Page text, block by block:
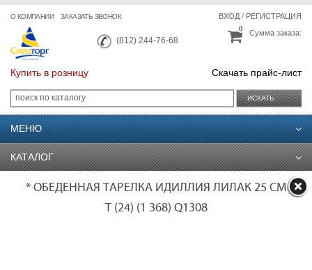
О КОМПАНИИ ЗАКАЗАТЬ ЗВОНОК
(812) 244-76-68
ВХОД/ РЕГИСТРАЦИЯ
Сумма заказа:
0
Купить в розницу Скачать прайс-лист
ИСКАТЬ
МЕНЮ
КАТАЛОГ
* ОБЕДЕННАЯ ТАРЕЛКА ИДИЛЛИЯ ЛИЛАК 25 СМ
T (24) (1 368) Q1308